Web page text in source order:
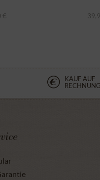
€
KAUF AUF
RECHNUNG